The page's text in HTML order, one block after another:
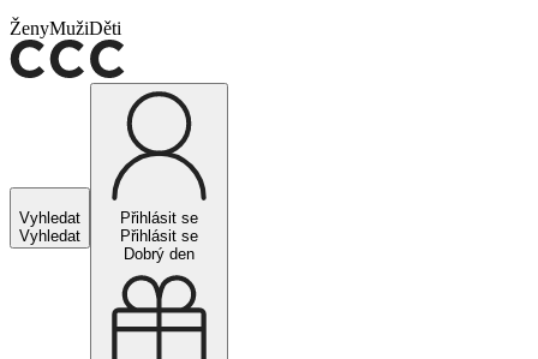
ŽenyMužiDěti
Vyhledat
Vyhledat
Přihlásit se
Přihlásit se
Dobrý den